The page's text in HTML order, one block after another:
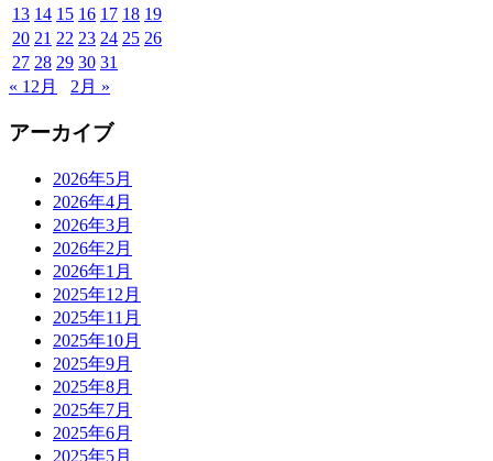
13 14 15 16 17 18 19
20 21 22 23 24 25 26
27 28 29 30 31
« 12月
2月 »
アーカイブ
2026年5月
2026年4月
2026年3月
2026年2月
2026年1月
2025年12月
2025年11月
2025年10月
2025年9月
2025年8月
2025年7月
2025年6月
2025年5月